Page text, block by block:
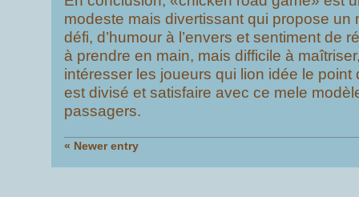
modeste mais divertissant qui propose un
défi, d’humour à l’envers et sentiment de
à prendre en main, mais difficile à
intéresser les joueurs qui lion idée le point
est divisé et satisfaire avec ce mele
passagers.
« Newer entry